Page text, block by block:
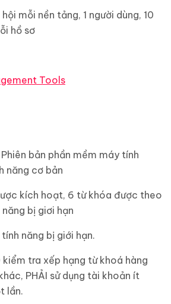
mỗi nền tảng, 1 người dùng, 10
hồ sơ
Tools
bản phần mềm máy tính
năng cơ bản
kích hoạt, 6 từ khóa được theo
bị giơi hạn
năng bị giới hạn.
kiểm tra xếp hạng từ khoá hàng
PHẢI sử dụng tài khoản ít
lần.